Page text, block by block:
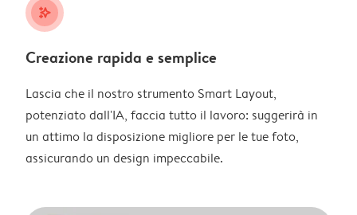
stars_plus
Creazione rapida e semplice
Lascia che il nostro strumento Smart Layout,
potenziato dall'IA, faccia tutto il lavoro: suggerirà in
un attimo la disposizione migliore per le tue foto,
assicurando un design impeccabile.